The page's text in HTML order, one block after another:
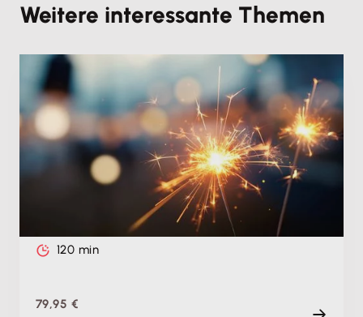
Weitere interessante Themen
Produktschulung
Theorie & Praxis: Jahresabschluss 2026 mit
Lexware buchhaltung leicht gemacht -
Gewinnermittlung: EÜR
Do. 25.02.2027, 09:00 Uhr
120 min
79,95 €